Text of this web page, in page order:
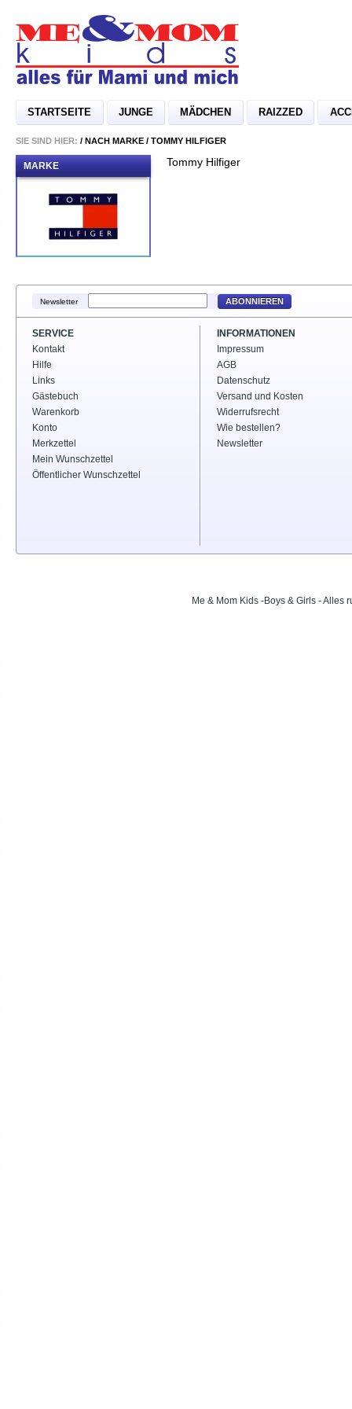
STARTSEITE JUNGE MÄDCHEN RAIZZED
SIE SIND HIER: / NACH MARKE / TOMMY HILFIGER
MARKE Tommy Hilfiger
Newsletter ABONNIEREN
SERVICE
Kontakt
Hilfe
Links
Gästebuch
Warenkorb
Konto
Merkzettel
Mein Wunschzettel
Öffentlicher Wunschzettel
INFORMATIONEN
Impressum
AGB
Datenschutz
Versand und Kosten
Widerrufsrecht
Wie bestellen?
Newsletter
Me & Mom Kids -Boys & Girls -